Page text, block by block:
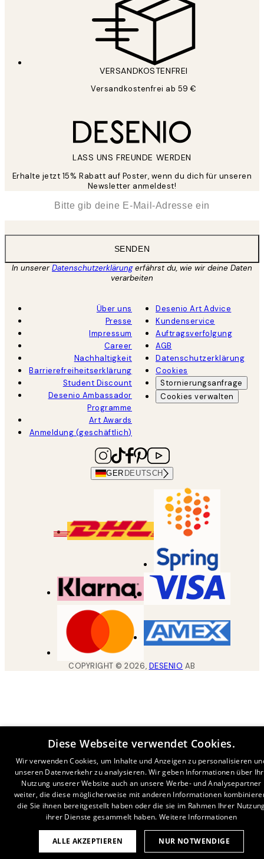
VERSANDKOSTENFREI
Versandkostenfrei ab 59 €
LASS UNS FREUNDE WERDEN
Erhalte jetzt 15% Rabatt auf Poster, wenn du dich für unseren
Newsletter anmeldest!
SENDEN
In unsererDatenschutzerklärungerfährst du, wie wir deine Daten
verarbeiten
Über uns
Presse
Impressum
Career
Nachhaltigkeit
Barrierefreiheitserklärung
Student Discount
Desenio Ambassador
Programme
Art Awards
Anmeldung (geschäftlich)
Desenio Art Advice
Kundenservice
Auftragsverfolgung
AGB
Datenschutzerklärung
Cookies
Stornierungsanfrage
Cookies verwalten
GER DEUTSCH
COPYRIGHT ©2026, DESENIO AB
Diese Webseite verwendet Cookies.
Wir verwenden Cookies, um Inhalte und Anzeigen zu personalisieren
unseren Datenverkehr zu analysieren. Wir geben Informationen über
Nutzung unserer Website auch an unsere Werbe- und Analysepartner
weiter, die diese möglicherweise mit anderen Informationen
die Sie ihnen bereitgestellt haben oder die sie im Rahmen Ihrer
ihrer Dienste gesammelt haben. Weitere Informationen
ALLE AKZEPTIEREN NUR NOTWENDIGE